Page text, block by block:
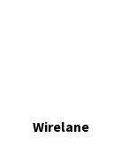
Wirelane